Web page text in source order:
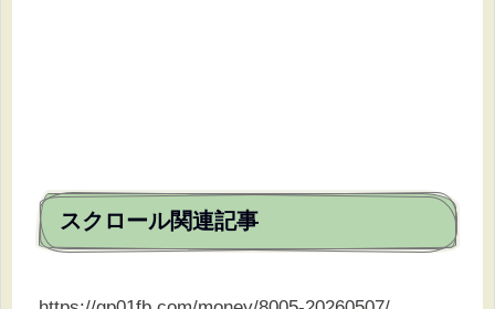
スクロール関連記事